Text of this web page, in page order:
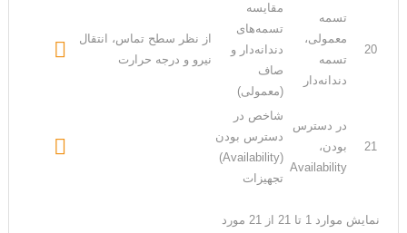
20
تسمه‌
معمولی،
تسمه
دندانه‌دار
مقایسه
تسمه‌های
دندانه‌دار و
صاف
(معمولی)
از نظر سطح تماس، انتقال
نیرو و درجه حرارت

21
در دسترس
بودن،
Availability
شاخص در
دسترس بودن
(Availability)
تجهیزات

نمایش موارد 1 تا 21 از 21 مورد